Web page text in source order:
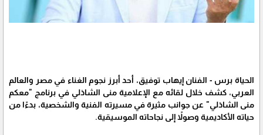
الحياة برس - الفنان إيهاب توفيق، أحد أبرز نجوم الغناء في مصر والعالم
العربي، كشف خلال لقائه مع الإعلامية منى الشاذلي في برنامج "معكم
منى الشاذلي" عن جوانب مثيرة في مسيرته الفنية والشخصية، بدءًا من
حياته الأكاديمية وصولاً إلى نجاحاته الموسيقية.